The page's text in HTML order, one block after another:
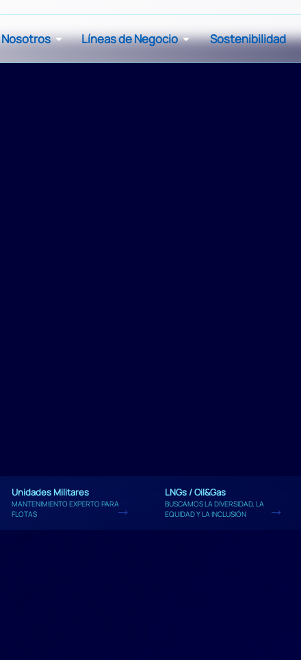
Nosotros Líneas de Negocio Sostenibilidad
Unidades Militares
MANTENIMIENTO EXPERTO PARA
FLOTAS
LNGs / Oil&Gas
BUSCAMOS LA DIVERSIDAD, LA
EQUIDAD Y LA INCLUSIÓN